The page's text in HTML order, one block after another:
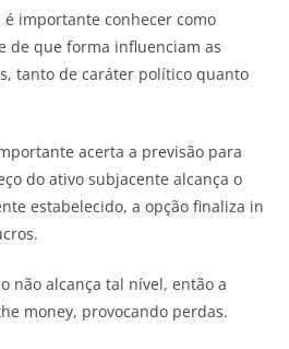
é importante conhecer como
de que forma influenciam as
tanto de caráter político quanto
acerta a previsão para
do ativo subjacente alcança o
estabelecido, a opção finaliza in
não alcança tal nível, então a
money, provocando perdas.